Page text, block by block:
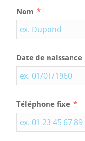
Nom
Date de naissance
Téléphone fixe